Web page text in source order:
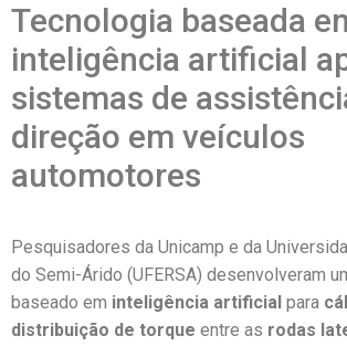
Tecnologia baseada
inteligência artificial
sistemas de
direção em veículos
automotores
Pesquisadores da Unicamp e da
do Semi-Árido (UFERSA) desenvolveram
baseado em inteligência artificial para
distribuição de torque entre as rodas